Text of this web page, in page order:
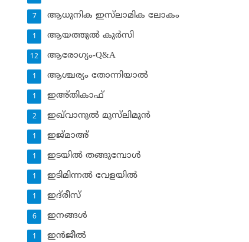
ആധുനിക ഇസ്‌ലാമിക ലോകം
7
ആയത്തുല്‍ കുര്‍സി
1
ആരോഗ്യം-Q&A
12
ആശ്ചര്യം തോന്നിയാല്‍
1
ഇഅ്തികാഫ്‌
1
ഇഖ്‌വാനുല്‍ മുസ്‌ലിമൂന്‍
2
ഇജ്മാഅ്
1
ഇടയില്‍ തങ്ങുമ്പോള്‍
1
ഇടിമിന്നല്‍ വേളയില്‍
1
ഇദ്‌രീസ്‌
1
ഇനങ്ങള്‍
6
ഇന്‍ജീല്‍
1